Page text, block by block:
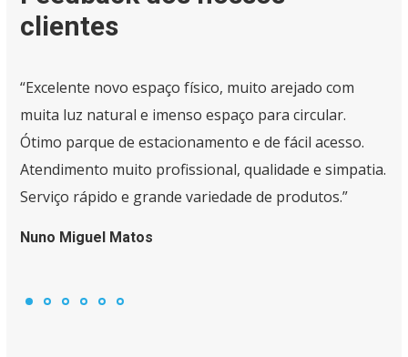
clientes
“Excelente novo espaço físico, muito arejado com
muita luz natural e imenso espaço para circular.
Ótimo parque de estacionamento e de fácil acesso.
Atendimento muito profissional, qualidade e simpatia.
Serviço rápido e grande variedade de produtos.”
Nuno Miguel Matos